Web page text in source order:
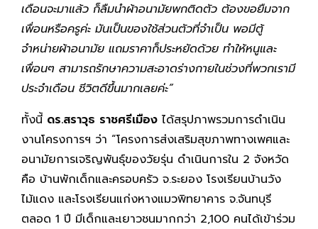
เดือนจะมาแล้ว ก็ลืมนำผ้าอนามัยพกติดตัว ต้องขอยืมจาก
เพื่อนหรือครูค่ะ มันเป็นของใช้ส่วนตัวที่จำเป็น พอมีตู้
จำหน่ายผ้าอนามัย แถมราคาก็ประหยัดด้วย ทำให้หนูและ
เพื่อนๆ สามารถรักษาความสะอาดร่างกายในช่วงที่พวกเรามี
ประจำเดือน ชีวิตดีขึ้นมากเลยค่ะ”
ทั้งนี้ ดร.สราวุธ ราชศรีเมือง ได้สรุปภาพรวมการดำเนิน
งานโครงการฯ ว่า “โครงการส่งเสริมสุขภาพทางเพศและ
อนามัยการเจริญพันธุ์ของวัยรุ่น ดำเนินการใน 2 จังหวัด
คือ บ้านพักเด็กและครอบครัว จ.ระยอง โรงเรียนบ้านวัง
ไม้แดง และโรงเรียนแก่งหางแมวพิทยาคาร จ.จันทบุรี
ตลอด 1 ปี มีเด็กและเยาวชนมากกว่า 2,100 คนได้เข้าร่วม